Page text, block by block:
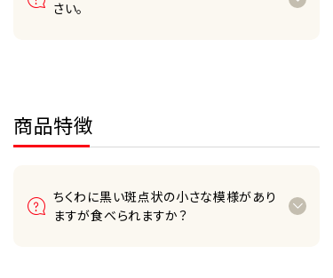
さい。
商品特徴
ちくわに黒い斑点状の小さな模様があり
ますが食べられますか？